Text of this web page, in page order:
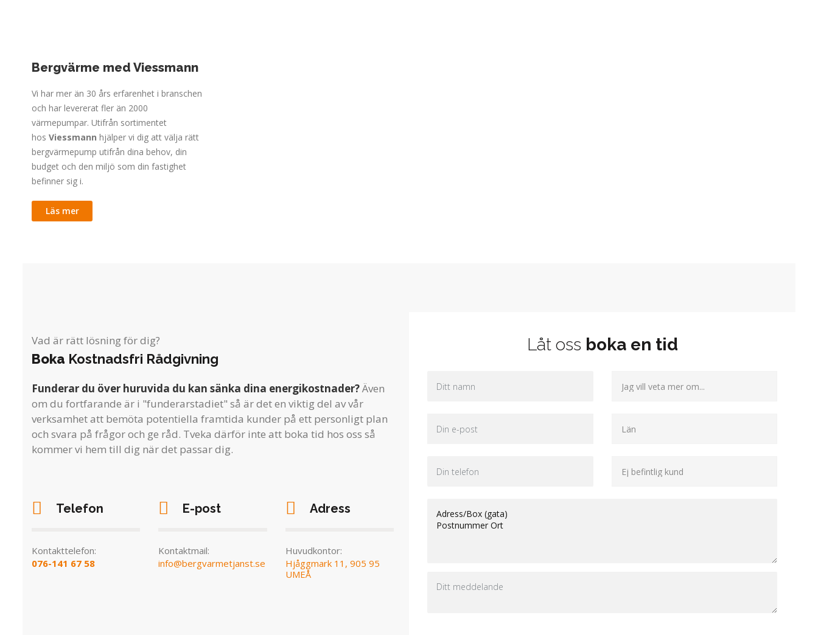
Bergvärme med Viessmann
Vi har mer än 30 års erfarenhet i branschen
och har levererat fler än 2000
värmepumpar. Utifrån sortimentet
hos Viessmann hjälper vi dig att välja rätt
bergvärmepump utifrån dina behov, din
budget och den miljö som din fastighet
befinner sig i.
Läs mer
Vad är rätt lösning för dig?
Boka Kostnadsfri Rådgivning
Funderar du över huruvida du kan sänka dina energikostnader?Även
om du fortfarande är i "funderarstadiet" så är det en viktig del av vår
verksamhet att bemöta potentiella framtida kunder på ett personligt plan
och svara på frågor och ge råd. Tveka därför inte att boka tid hos oss så
kommer vi hem till dig när det passar dig.
Telefon
Kontakttelefon:
076-141 67 58
E-post
Kontaktmail:
info@bergvarmetjanst.se
Adress
Huvudkontor:
Hjåggmark 11, 905 95
UMEÅ
Låt oss boka en tid